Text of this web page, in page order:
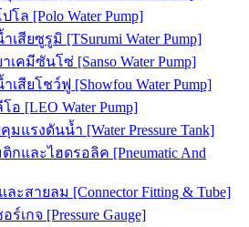
โล [Polo Water Pump]
เสียซูรูมิ [TSurumi Water Pump]
เคมีซันโซ่ [Sanso Water Pump]
เสียโชว์ฟู [Showfou Water Pump]
อ [LEO Water Pump]
มแรงดันน้ำ [Water Pressure Tank]
กและไฮดรอลิค [Pneumatic And
ะสายลม [Connector Fitting & Tube]
ร์เกจ [Pressure Gauge]